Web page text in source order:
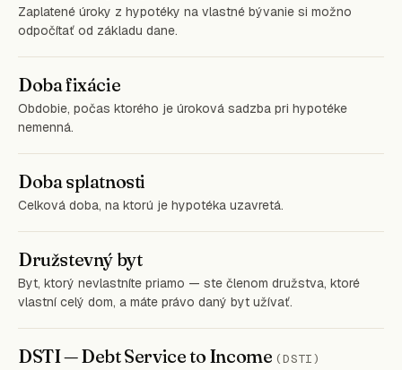
Zaplatené úroky z hypotéky na vlastné bývanie si možno
odpočítať od základu dane.
Doba fixácie
Obdobie, počas ktorého je úroková sadzba pri hypotéke
nemenná.
Doba splatnosti
Celková doba, na ktorú je hypotéka uzavretá.
Družstevný byt
Byt, ktorý nevlastníte priamo — ste členom družstva, ktoré
vlastní celý dom, a máte právo daný byt užívať.
DSTI — Debt Service to Income (DSTI)